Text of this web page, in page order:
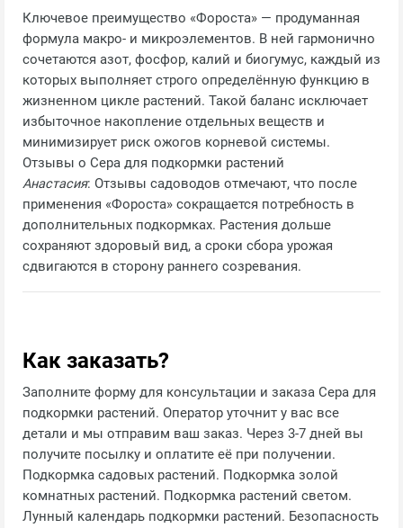
Ключевое преимущество «Фороста» — продуманная
формула макро‑ и микроэлементов. В ней гармонично
сочетаются азот, фосфор, калий и биогумус, каждый из
которых выполняет строго определённую функцию в
жизненном цикле растений. Такой баланс исключает
избыточное накопление отдельных веществ и
минимизирует риск ожогов корневой системы.
Отзывы о Сера для подкормки растений
Анастасия: Отзывы садоводов отмечают, что после
применения «Фороста» сокращается потребность в
дополнительных подкормках. Растения дольше
сохраняют здоровый вид, а сроки сбора урожая
сдвигаются в сторону раннего созревания.
Как заказать?
Заполните форму для консультации и заказа Сера для
подкормки растений. Оператор уточнит у вас все
детали и мы отправим ваш заказ. Через 3-7 дней вы
получите посылку и оплатите её при получении.
Подкормка садовых растений. Подкормка золой
комнатных растений. Подкормка растений светом.
Лунный календарь подкормки растений. Безопасность